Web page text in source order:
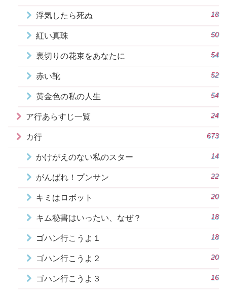
浮気したら死ぬ 18
紅い真珠 50
裏切りの花束をあなたに 54
赤い靴 52
黄金色の私の人生 54
ア行あらすじ一覧 24
カ行 673
かけがえのない私のスター 14
がんばれ！プンサン 22
キミはロボット 20
キム秘書はいったい、なぜ？ 18
ゴハン行こうよ１ 18
ゴハン行こうよ２ 20
ゴハン行こうよ３ 16